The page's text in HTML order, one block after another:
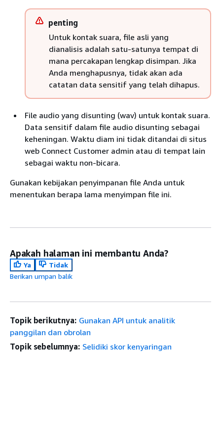
penting
Untuk kontak suara, file asli yang
dianalisis adalah satu-satunya tempat di
mana percakapan lengkap disimpan. Jika
Anda menghapusnya, tidak akan ada
catatan data sensitif yang telah dihapus.
File audio yang disunting (wav) untuk kontak suara.
Data sensitif dalam file audio disunting sebagai
keheningan. Waktu diam ini tidak ditandai di situs
web Connect Customer admin atau di tempat lain
sebagai waktu non-bicara.
Gunakan kebijakan penyimpanan file Anda untuk
menentukan berapa lama menyimpan file ini.
Apakah halaman ini membantu Anda?
Ya
Tidak
Berikan umpan balik
Topik berikutnya: Gunakan API untuk analitik
panggilan dan obrolan
Topik sebelumnya: Selidiki skor kenyaringan